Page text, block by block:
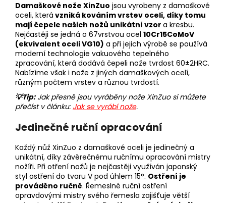
Damaškové nože XinZuo jsou vyrobeny z damaškové
oceli, která vzniká kováním vrstev oceli, díky tomu
mají čepele našich nožů unikátní vzor a kresbu.
Nejčastěji se jedná o 67vrstvou ocel 10Cr15CoMoV
(ekvivalent oceli VG10) a při jejich výrobě se používá
moderní technologie vakuového tepelného
zpracování, která dodává čepeli nože tvrdost 60±2HRC.
Nabízíme však i nože z jiných damaškových ocelí,
různým počtem vrstev a různou tvrdostí.
💡Tip: Jak přesně jsou vyráběny nože XinZuo si můžete
přečíst v článku: Jak se vyrábí nože.
Jedinečné ruční opracování
Každý nůž XinZuo z damaškové oceli je jedinečný a
unikátní, díky závěrečnému ručnímu opracování mistry
nožíři. Při otření nožů je nejčastěji využíván japonský
styl ostření do tvaru V pod úhlem 15°. Ostření je
prováděno ručně. Řemeslné ruční ostření
opravdovými mistry svého řemesla zajišťuje větší
?
HLEDAT
o
p
o
u